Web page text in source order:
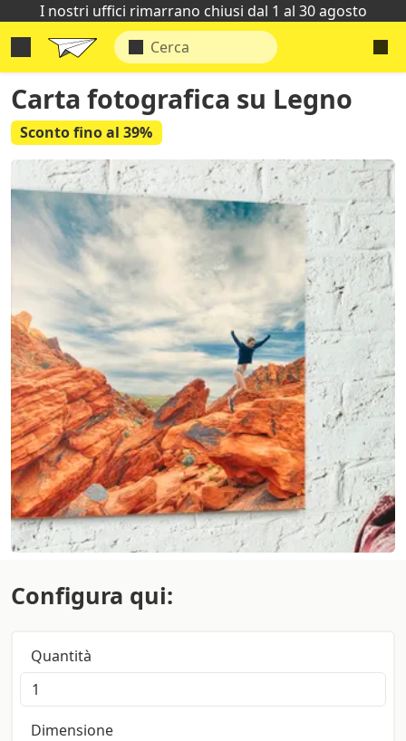
I nostri uffici rimarrano chiusi dal 1 al 30 agosto
Carta fotografica su Legno
Sconto fino al 39%
Configura qui:
Quantità
Dimensione